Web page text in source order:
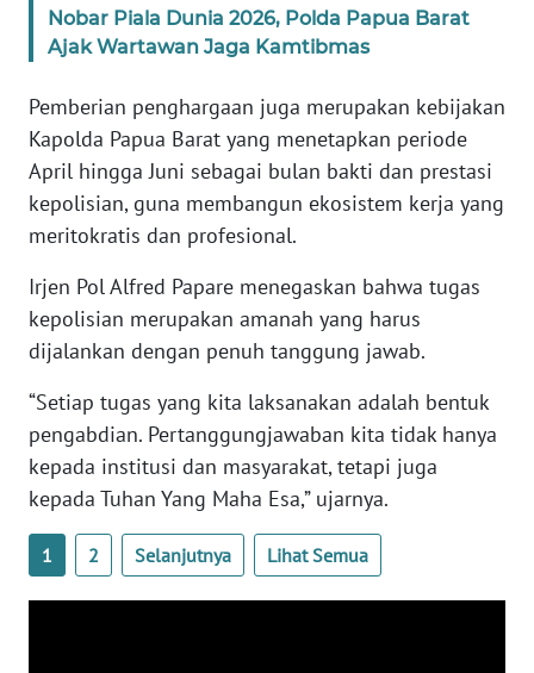
Nobar Piala Dunia 2026, Polda Papua Barat
Ajak Wartawan Jaga Kamtibmas
Pemberian penghargaan juga merupakan kebijakan
Kapolda Papua Barat yang menetapkan periode
April hingga Juni sebagai bulan bakti dan prestasi
kepolisian, guna membangun ekosistem kerja yang
meritokratis dan profesional.
Irjen Pol Alfred Papare menegaskan bahwa tugas
kepolisian merupakan amanah yang harus
dijalankan dengan penuh tanggung jawab.
“Setiap tugas yang kita laksanakan adalah bentuk
pengabdian. Pertanggungjawaban kita tidak hanya
kepada institusi dan masyarakat, tetapi juga
kepada Tuhan Yang Maha Esa,” ujarnya.
1 2 Selanjutnya Lihat Semua
PAPUA
BARAT
WN
RIAU
WN
SERAMBI
WN
JAMBI
SULTRA
WN
WN
SULTENG